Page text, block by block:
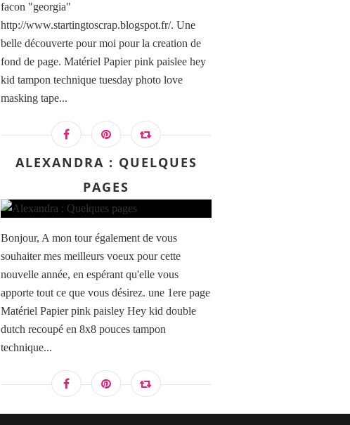
facon "georgia"
http://www.startingtoscrap.blogspot.fr/. Une
belle découverte pour moi pour la creation de
fond de page. Matériel Papier pink paislee hey
kid tampon technique tuesday photo love
masking tape...
ALEXANDRA : QUELQUES
PAGES
Bonjour, A mon tour également de vous
souhaiter mes meilleurs voeux pour cette
nouvelle année, en espérant qu'elle vous
apporte tout ce que vous désirez. une 1ere page
Matériel Papier pink paisley Hey kid double
dutch recoupé en 8x8 pouces tampon
technique...